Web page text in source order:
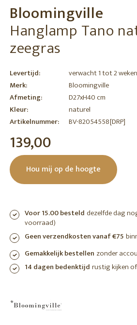
Bloomingville
Hanglamp Tano
zeegras
Levertijd:
verwacht 1 tot 2 weken
Merk:
Bloomingville
Afmeting:
D27xH40 cm
Kleur:
naturel
Artikelnummer:
BV-82054558[DRP]
139,00
Hou mij op de hoogte
Voor 15.00 besteld dezelfde dag
voorraad)
Geen verzendkosten vanaf €75
Gemakkelijk bestellen zonder
14 dagen bedenktijd rustig kijken